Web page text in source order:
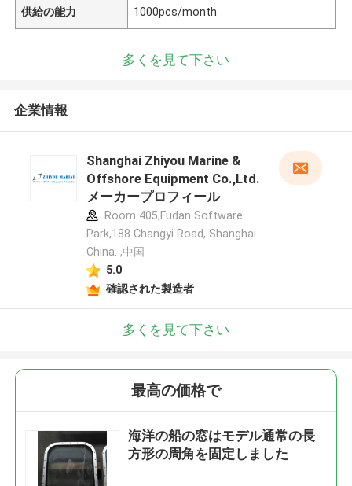
供給の能力 1000pcs/month
多くを見て下さい
企業情報
Shanghai Zhiyou Marine &
Offshore Equipment Co.,Ltd.
メーカープロフィール
Room 405,Fudan Software
Park,188 Changyi Road, Shanghai
China. ,中国
5.0
確認された製造者
多くを見て下さい
最高の価格で
海洋の船の窓はモデル通常の長
方形の周角を固定しました